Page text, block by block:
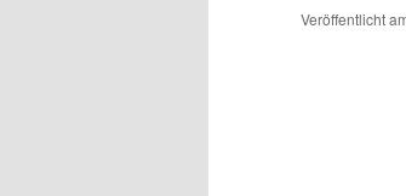
Veröffentlicht